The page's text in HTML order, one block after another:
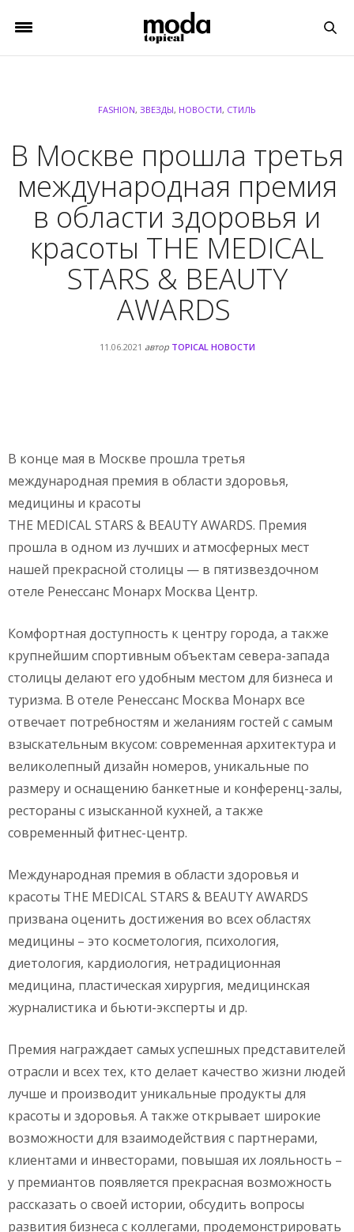
FASHION, ЗВЕЗДЫ, НОВОСТИ, СТИЛЬ
В Москве прошла третья
международная премия
в области здоровья и
красоты THE MEDICAL
STARS & BEAUTY
AWARDS
11.06.2021 автор TOPICAL НОВОСТИ
В конце мая в Москве прошла третья
международная премия в области здоровья,
медицины и красоты
THE MEDICAL STARS & BEAUTY AWARDS. Премия
прошла в одном из лучших и атмосферных мест
нашей прекрасной столицы — в пятизвездочном
отеле Ренессанс Монарх Москва Центр.
Комфортная доступность к центру города, а также
крупнейшим спортивным объектам севера-запада
столицы делают его удобным местом для бизнеса и
туризма. В отеле Ренессанс Москва Монарх все
отвечает потребностям и желаниям гостей с самым
взыскательным вкусом: современная архитектура и
великолепный дизайн номеров, уникальные по
размеру и оснащению банкетные и конференц-залы,
рестораны с изысканной кухней, а также
современный фитнес-центр.
Международная премия в области здоровья и
красоты THE MEDICAL STARS & BEAUTY AWARDS
призвана оценить достижения во всех областях
медицины – это косметология, психология,
диетология, кардиология, нетрадиционная
медицина, пластическая хирургия, медицинская
журналистика и бьюти-эксперты и др.
Премия награждает самых успешных представителей
отрасли и всех тех, кто делает качество жизни людей
лучше и производит уникальные продукты для
красоты и здоровья. А также открывает широкие
возможности для взаимодействия с партнерами,
клиентами и инвесторами, повышая их лояльность –
у премиантов появляется прекрасная возможность
рассказать о своей истории, обсудить вопросы
развития бизнеса с коллегами, продемонстрировать